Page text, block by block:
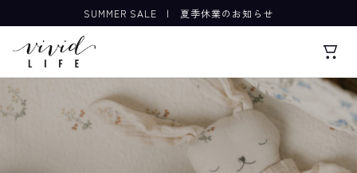
SUMMER SALE |夏季休業のお知らせ